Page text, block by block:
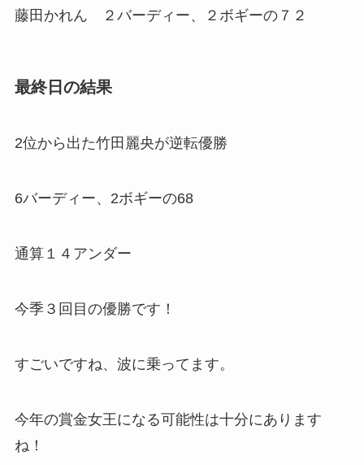
藤田かれん ２バーディー、２ボギーの７２
最終日の結果
2位から出た竹田麗央が逆転優勝
6バーディー、2ボギーの68
通算１４アンダー
今季３回目の優勝です！
すごいですね、波に乗ってます。
今年の賞金女王になる可能性は十分にあります
ね！